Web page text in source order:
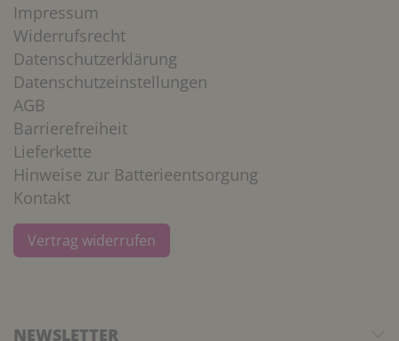
Impressum
Widerrufsrecht
Datenschutzerklärung
Datenschutzeinstellungen
AGB
Barrierefreiheit
Lieferkette
Hinweise zur Batterieentsorgung
Kontakt
Vertrag widerrufen
NEWSLETTER